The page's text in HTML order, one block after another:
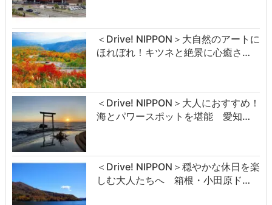
＜Drive! NIPPON＞大自然のアートに
ほれぼれ！キツネと絶景に心癒さ…
＜Drive! NIPPON＞大人におすすめ！
海とパワースポットを堪能 愛知…
＜Drive! NIPPON＞穏やかな休日を楽
しむ大人たちへ 箱根・小田原ド…